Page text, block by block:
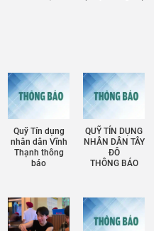
Quỹ Tín dụng
nhân dân Vĩnh
Thạnh thông
báo
QUỸ TÍN DỤNG
NHÂN DÂN TÂY
ĐÔ
THÔNG BÁO